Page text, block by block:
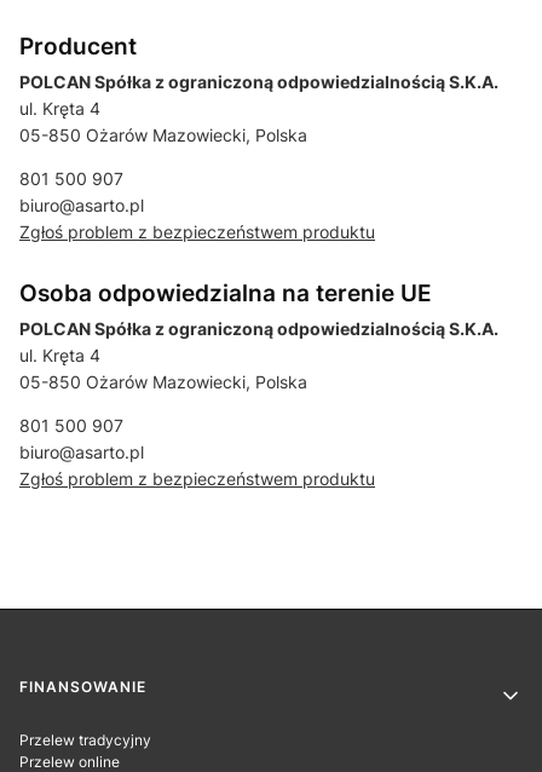
Producent
POLCAN Spółka z ograniczoną odpowiedzialnością S.K.A.
ul. Kręta 4
05-850 Ożarów Mazowiecki, Polska
801 500 907
biuro@asarto.pl
Zgłoś problem z bezpieczeństwem produktu
Osoba odpowiedzialna na terenie UE
POLCAN Spółka z ograniczoną odpowiedzialnością S.K.A.
ul. Kręta 4
05-850 Ożarów Mazowiecki, Polska
801 500 907
biuro@asarto.pl
Zgłoś problem z bezpieczeństwem produktu
Linki w stopce
FINANSOWANIE
Przelew tradycyjny
Przelew online